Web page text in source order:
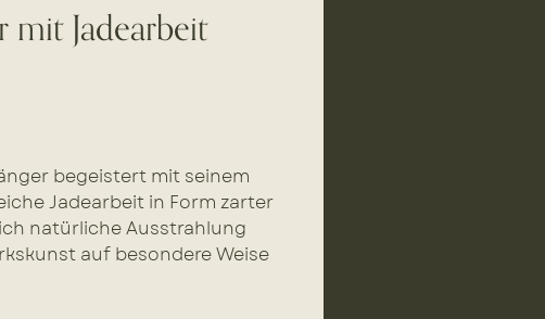
Jadearbeit
begeistert mit seinem
Jadearbeit in Form zarter
natürliche Ausstrahlung
auf besondere Weise